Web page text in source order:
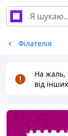
Філателія
На жаль,
від